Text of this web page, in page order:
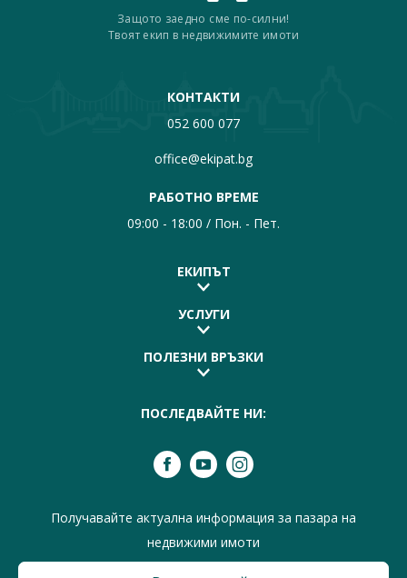
Защото заедно сме по-силни!
Твоят екип в недвижимите имоти
КОНТАКТИ
052 600 077
office@ekipat.bg
РАБОТНО ВРЕМЕ
09:00 - 18:00 / Пон. - Пет.
ЕКИПЪТ
УСЛУГИ
ПОЛЕЗНИ ВРЪЗКИ
ПОСЛЕДВАЙТЕ НИ:
Получавайте актуална информация за пазара на
недвижими имоти